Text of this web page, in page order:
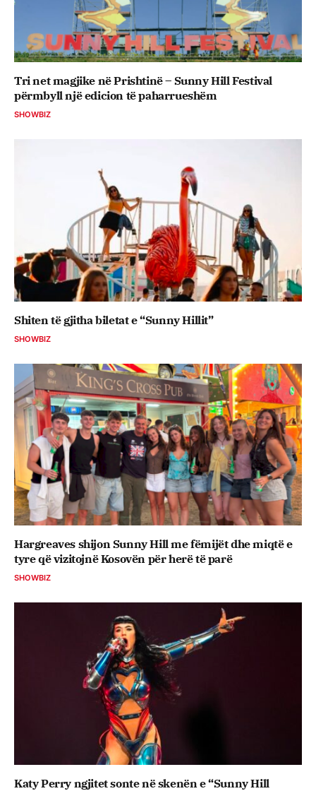
Tri net magjike në Prishtinë – Sunny Hill Festival
përmbyll një edicion të paharrueshëm
SHOWBIZ
Shiten të gjitha biletat e “Sunny Hillit”
SHOWBIZ
Hargreaves shijon Sunny Hill me fëmijët dhe miqtë e
tyre që vizitojnë Kosovën për herë të parë
SHOWBIZ
Katy Perry ngjitet sonte në skenën e “Sunny Hill